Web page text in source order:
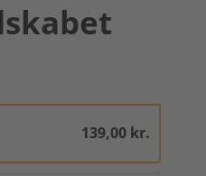
139,00 kr.